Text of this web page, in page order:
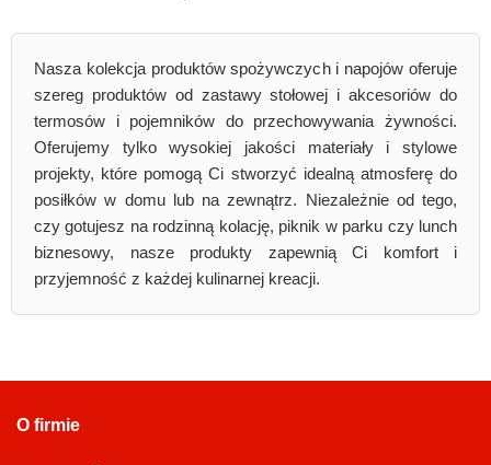
Nasza kolekcja produktów spożywczych i napojów oferuje
szereg produktów od zastawy stołowej i akcesoriów do
termosów i pojemników do przechowywania żywności.
Oferujemy tylko wysokiej jakości materiały i stylowe
projekty, które pomogą Ci stworzyć idealną atmosferę do
posiłków w domu lub na zewnątrz. Niezależnie od tego,
czy gotujesz na rodzinną kolację, piknik w parku czy lunch
biznesowy, nasze produkty zapewnią Ci komfort i
przyjemność z każdej kulinarnej kreacji.
O firmie